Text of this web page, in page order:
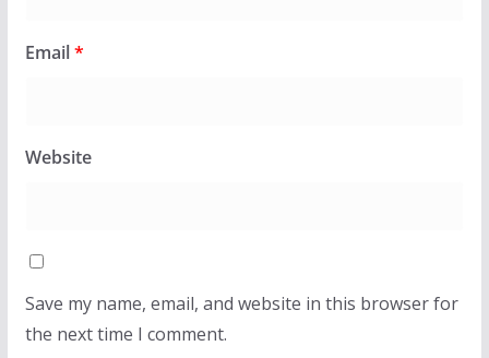
Email*
Website
Save my name, email, and website in this browser for
the next time I comment.